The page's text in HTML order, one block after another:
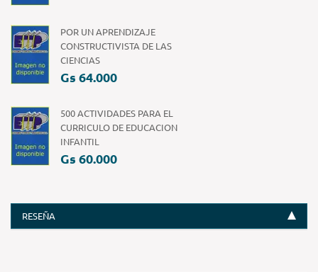
POR UN APRENDIZAJE
CONSTRUCTIVISTA DE LAS
CIENCIAS
Gs 64.000
500 ACTIVIDADES PARA EL
CURRICULO DE EDUCACION
INFANTIL
Gs 60.000
RESEÑA